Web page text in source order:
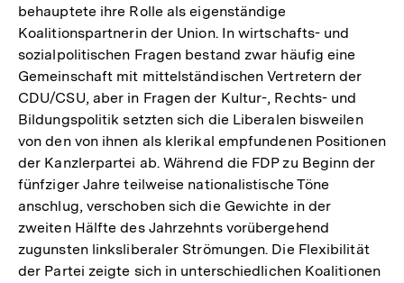
behauptete ihre Rolle als eigenständige
Koalitionspartnerin der Union. In wirtschafts- und
sozialpolitischen Fragen bestand zwar häufig eine
Gemeinschaft mit mittelständischen Vertretern der
CDU/CSU, aber in Fragen der Kultur-, Rechts- und
Bildungspolitik setzten sich die Liberalen bisweilen
von den von ihnen als klerikal empfundenen Positionen
der Kanzlerpartei ab. Während die FDP zu Beginn der
fünfziger Jahre teilweise nationalistische Töne
anschlug, verschoben sich die Gewichte in der
zweiten Hälfte des Jahrzehnts vorübergehend
zugunsten linksliberaler Strömungen. Die Flexibilität
der Partei zeigte sich in unterschiedlichen Koalitionen